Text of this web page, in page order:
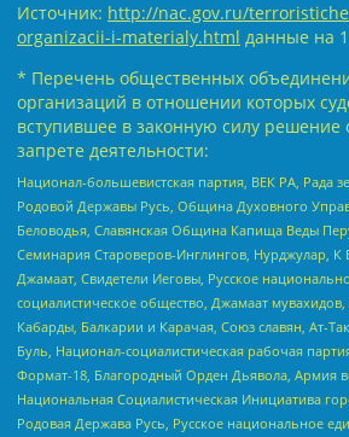
Источник: http://nac.gov.ru/
organizacii-i-materialy.html данные на
* Перечень общественных
организаций в отношении которых
вступившее в законную силу решение
запрете деятельности:
Национал-большевистская партия, ВЕК РА, Рада
Родовой Державы Русь, Община Духовного
Беловодья, Славянская Община Капища Веды
Семинария Староверов-Инглингов, Нурджулар, К
Джамаат, Свидетели Иеговы, Русское
социалистическое общество, Джамаат
Кабарды, Балкарии и Карачая, Союз славян, Ат-
Буль, Национал-социалистическая рабочая
Формат-18, Благородный Орден Дьявола, Армия
Национальная Социалистическая Инициатива
Родовая Держава Русь, Русское национальное